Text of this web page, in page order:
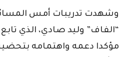
وشهدت تدريبات أمس
“الفاف” وليد صادي، الذي
مؤكدا دعمه واهتمامه